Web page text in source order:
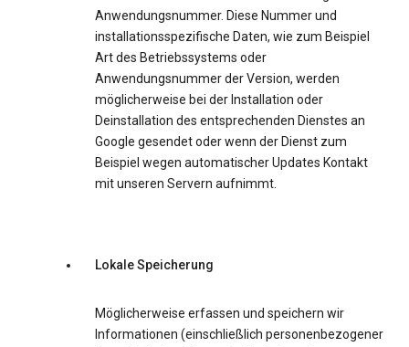
Anwendungsnummer. Diese Nummer und
installationsspezifische Daten, wie zum Beispiel
Art des Betriebssystems oder
Anwendungsnummer der Version, werden
möglicherweise bei der Installation oder
Deinstallation des entsprechenden Dienstes an
Google gesendet oder wenn der Dienst zum
Beispiel wegen automatischer Updates Kontakt
mit unseren Servern aufnimmt.
Lokale Speicherung
Möglicherweise erfassen und speichern wir
Informationen (einschließlich personenbezogener